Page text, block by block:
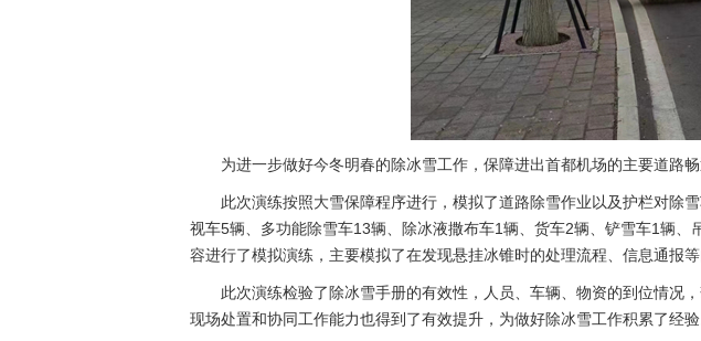
为进一步做好今冬明春的除冰雪工作，保障进出首都机场的主要道路
此次演练按照大雪保障程序进行，模拟了道路除雪作业以及护栏对除
视车5辆、多功能除雪车13辆、除冰液撒布车1辆、货车2辆、铲雪车1辆
容进行了模拟演练，主要模拟了在发现悬挂冰锥时的处理流程、信息通报等
此次演练检验了除冰雪手册的有效性，人员、车辆、物资的到位情况
现场处置和协同工作能力也得到了有效提升，为做好除冰雪工作积累了经验